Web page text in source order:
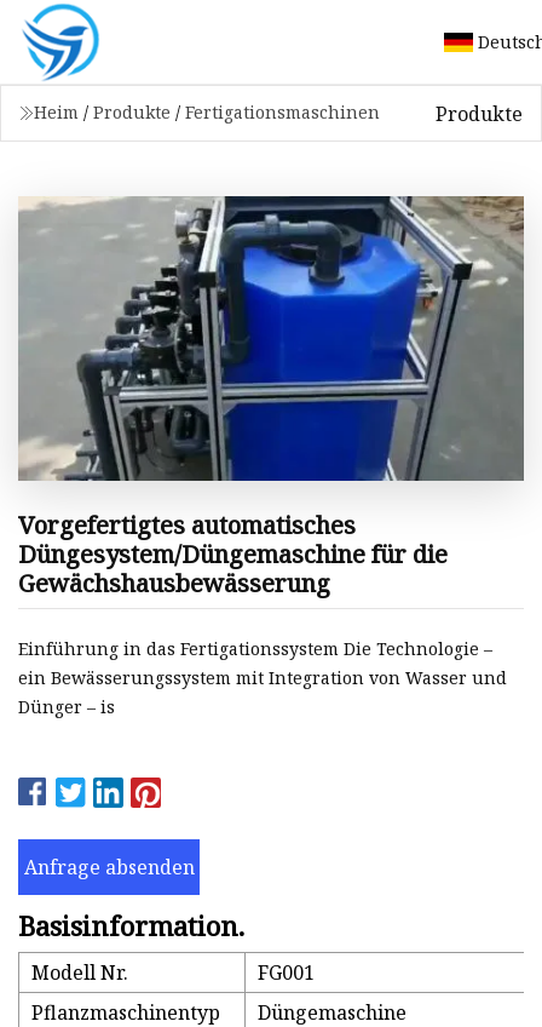
Heim / Produkte / Fertigationsmaschinen Produkte
Vorgefertigtes automatisches
Düngesystem/Düngemaschine für die
Gewächshausbewässerung
Einführung in das Fertigationssystem Die Technologie –
ein Bewässerungssystem mit Integration von Wasser und
Dünger – is
Anfrage absenden
Basisinformation.
Modell Nr.
FG001
Pflanzmaschinentyp
Düngemaschine